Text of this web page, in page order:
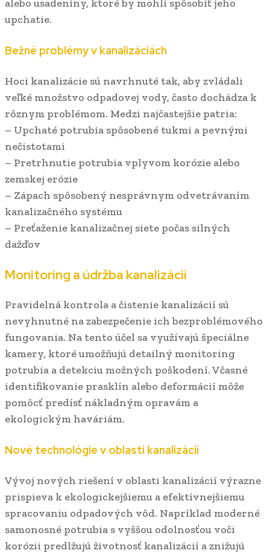
alebo usadeniny, ktoré by mohli spôsobiť jeho
upchatie.
Bežné problémy v kanalizáciách
Hoci kanalizácie sú navrhnuté tak, aby zvládali
veľké množstvo odpadovej vody, často dochádza k
rôznym problémom. Medzi najčastejšie patria:
– Upchaté potrubia spôsobené tukmi a pevnými
nečistotami
– Pretrhnutie potrubia vplyvom korózie alebo
zemskej erózie
– Zápach spôsobený nesprávnym odvetrávaním
kanalizačného systému
– Preťaženie kanalizačnej siete počas silných
dažďov
Monitoring a údržba kanalizácií
Pravidelná kontrola a čistenie kanalizácií sú
nevyhnutné na zabezpečenie ich bezproblémového
fungovania. Na tento účel sa využívajú špeciálne
kamery, ktoré umožňujú detailný monitoring
potrubia a detekciu možných poškodení. Včasné
identifikovanie prasklín alebo deformácií môže
pomôcť predísť nákladným opravám a
ekologickým haváriám.
Nové technológie v oblasti kanalizácií
Vývoj nových riešení v oblasti kanalizácií výrazne
prispieva k ekologickejšiemu a efektívnejšiemu
spracovaniu odpadových vôd. Napríklad moderné
samonosné potrubia s vyššou odolnosťou voči
korózii predlžujú životnosť kanalizácií a znižujú